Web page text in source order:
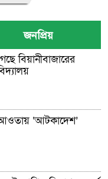
জনপ্রিয়
বিয়ানীবাজারের
‘আটকাদেশ’